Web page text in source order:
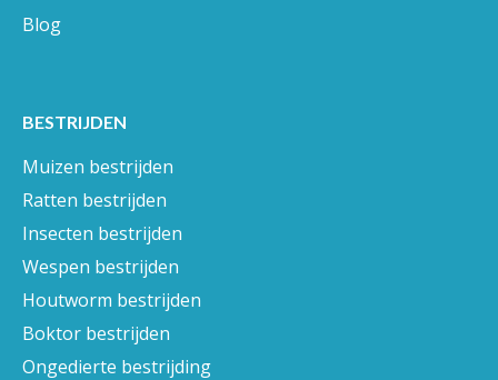
Blog
BESTRIJDEN
Muizen bestrijden
Ratten bestrijden
Insecten bestrijden
Wespen bestrijden
Houtworm bestrijden
Boktor bestrijden
Ongedierte bestrijding